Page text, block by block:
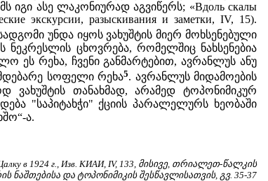
იგი ასე ლაკონიურად აგვიწერს; «Вдоль скалы
экскурсии, разыскивания и заметки, IV, 15).
უნდა იყოს ვახუშტის მიერ მოხსენებული
ცხოვრება, რომელშიც ნახსენებია
ეს რეხა, ჩვენი განმარტებით, ავრანლუს ანუ
სოფელი რეხა5. ავრანლუს მიდამოების
თანახმად, არამედ ტოპონიმიკურ
"საპიტახჭი" ქციის პარალელურს ხეობაში
ა.
в 1924 г., Изв. КИАИ, IV, 133, მისივე, თრიალეთ-წალკის
ნაშთებისა და ტოპონიმიკის შესწავლისათვის, გვ. 35-37